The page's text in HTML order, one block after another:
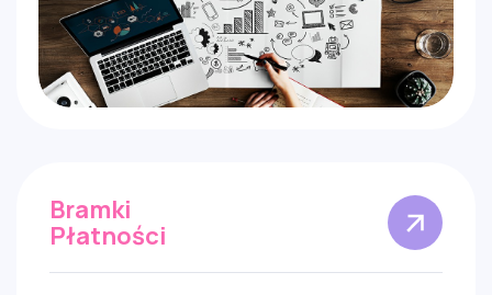
Bramki
Płatności